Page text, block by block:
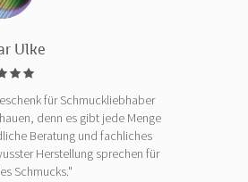
Ulke
für Schmuckliebhaber
denn es gibt jede Menge
Beratung und fachliches
Herstellung sprechen für
Schmucks."